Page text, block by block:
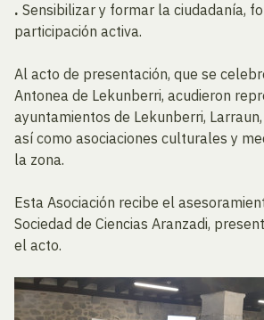
. Sensibilizar y formar la ciudadanía,
participación activa.
Al acto de presentación, que se
Antonea de Lekunberri, acudieron
ayuntamientos de Lekunberri,
así como asociaciones culturales y
la zona.
Esta Asociación recibe el
Sociedad de Ciencias Aranzadi,
el acto.